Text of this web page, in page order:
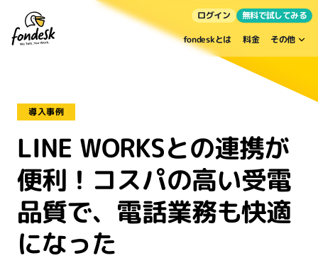
fondeskとは 料金 その他
ログイン 無料で試してみる
導入事例
LINE WORKSとの連携が
便利！コスパの高い受電
品質で、電話業務も快適
になった